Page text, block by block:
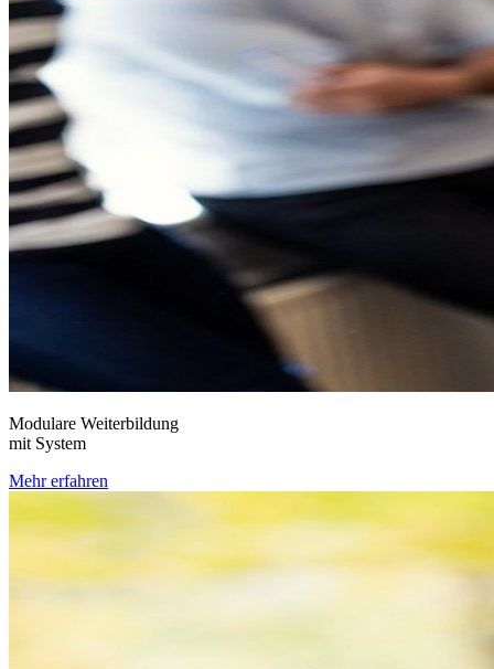
Modulare Weiterbildung
mit System
Mehr erfahren